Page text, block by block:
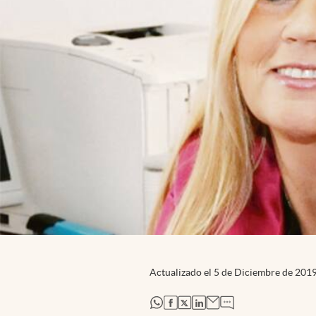
Actualizado el 5 de Diciembre de
abre en nueva pestaña
abre en nueva pestaña
abre en nueva pestaña
abre en nueva pestaña